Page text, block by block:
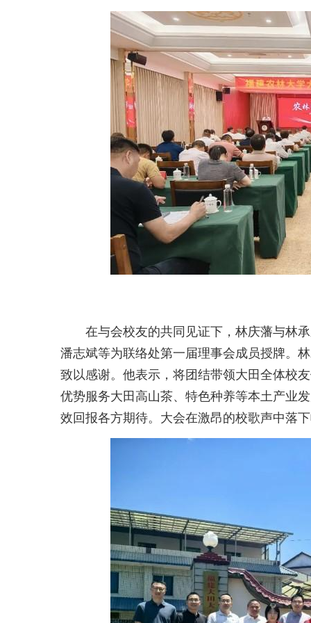
在与会校友的共同见证下，林庆藩与林
潘志斌等为联络处第一届理事会成员授牌。
致以感谢。他表示，将团结带领大田全体校
优势服务大田高山茶、特色种养等本土产业
效回报各方期待。大会在激昂的校歌声中落